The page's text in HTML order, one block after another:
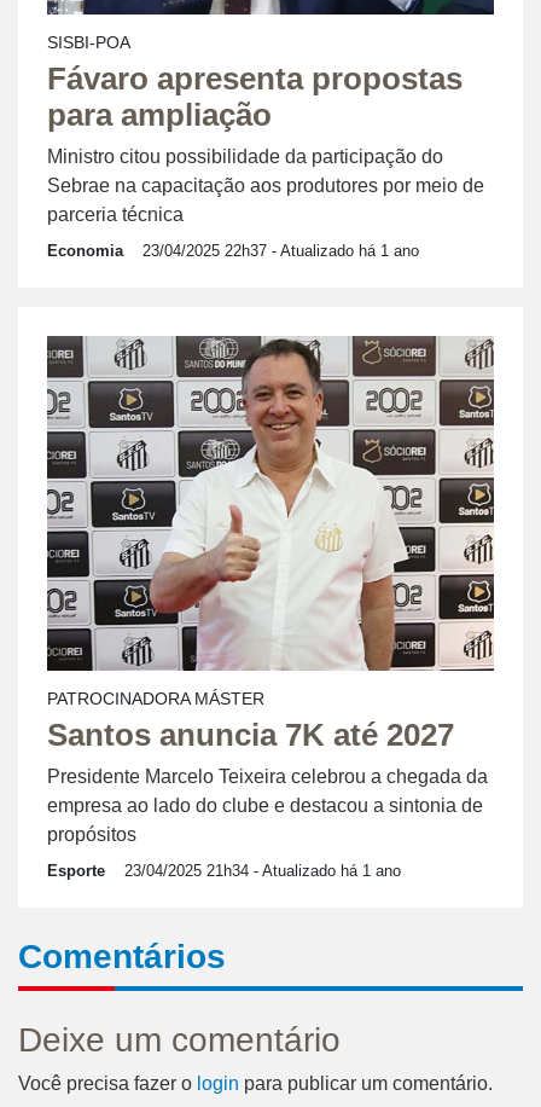
SISBI-POA
Fávaro apresenta propostas
para ampliação
Ministro citou possibilidade da participação do
Sebrae na capacitação aos produtores por meio de
parceria técnica
Economia 23/04/2025 22h37 - Atualizado há 1 ano
PATROCINADORA MÁSTER
Santos anuncia 7K até 2027
Presidente Marcelo Teixeira celebrou a chegada da
empresa ao lado do clube e destacou a sintonia de
propósitos
Esporte 23/04/2025 21h34 - Atualizado há 1 ano
Comentários
Deixe um comentário
Você precisa fazer o login para publicar um comentário.